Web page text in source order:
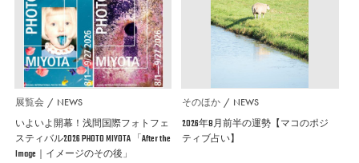
展覧会 NEWS
いよいよ開幕！浅間国際フォトフェ
スティバル2026 PHOTO MIYOTA 「After the
Image｜イメージのその後」
そのほか NEWS
2026年8月前半の運勢【マコのポジ
ティブ占い】